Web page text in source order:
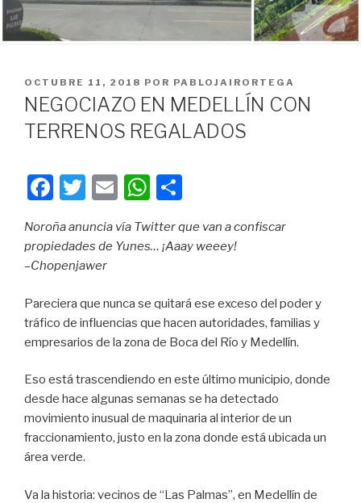
PUBLICADO
EN
OCTUBRE 11, 2018 POR PABLOJAIRORTEGA
NEGOCIAZO EN MEDELLÍN CON
TERRENOS REGALADOS
F
a
c
e
b
o
o
k
T
tt
er
E
m
ail
W
at
A
p
p
m
ar
tir
Noroña anuncia vía Twitter que van a confiscar
propiedades de Yunes… ¡Aaay weeey!
–Chopenjawer
Pareciera que nunca se quitará ese exceso del poder y
tráfico de influencias que hacen autoridades, familias y
empresarios de la zona de Boca del Río y Medellín.
Eso está trascendiendo en este último municipio, donde
desde hace algunas semanas se ha detectado
movimiento inusual de maquinaria al interior de un
fraccionamiento, justo en la zona donde está ubicada un
área verde.
Va la historia: vecinos de “Las Palmas”, en Medellín de